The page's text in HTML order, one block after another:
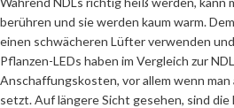
berühren und sie werden kaum warm.
einen schwächeren Lüfter verwenden
Pflanzen-LEDs haben im Vergleich zur
Anschaffungskosten, vor allem wenn
setzt. Auf längere Sicht gesehen, sind die